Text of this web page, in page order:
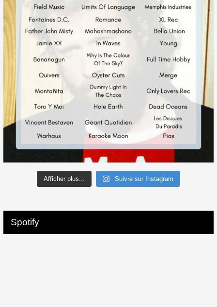
Afficher plus... Suivre sur Instagram
Spotify